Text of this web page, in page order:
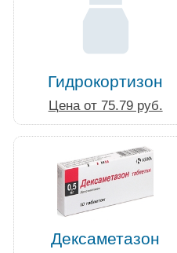
Гидрокортизон
Цена от 75.79 руб.
Дексаметазон